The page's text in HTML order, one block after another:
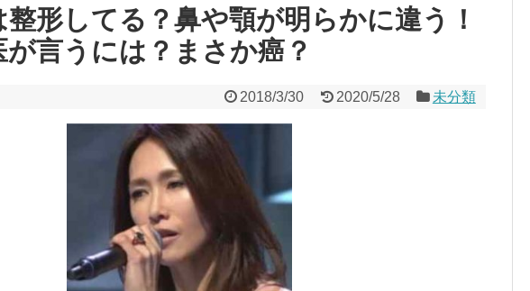
形してる？鼻や顎が明らかに違う！
言うには？まさか癌？
2018/3/30 2020/5/28 未分類